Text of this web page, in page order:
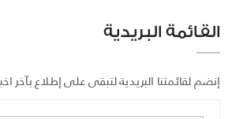
القائمة البريدية
إنضم لقائمتنا البريدية لتبقى على إطلاع بآخر